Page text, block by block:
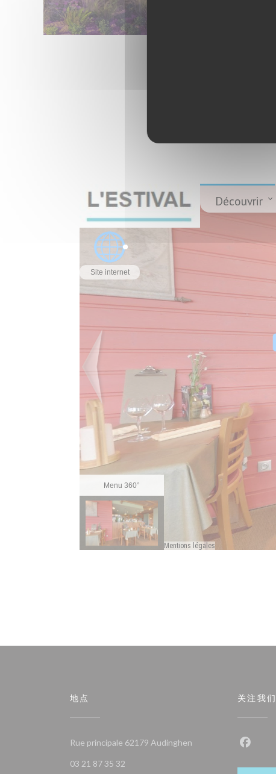
地点
Rue principale 62179 Audinghen((在新窗口中打开))
03 21 87 35 32
关注我们